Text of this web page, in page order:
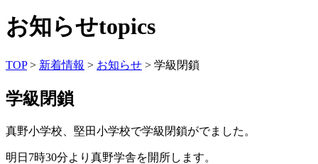
お知らせtopics
TOP> 新着情報 > お知らせ > 学級閉鎖
学級閉鎖
真野小学校、堅田小学校で学級閉鎖がでました。
明日7時30分より真野学舎を開所します。